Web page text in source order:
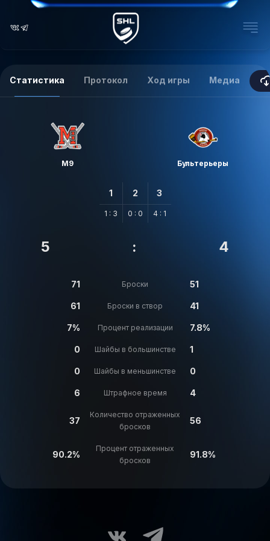
Статистика Протокол Ход игры Медиа
M9 Бультерьеры
1
1 : 3
2
0 : 0
3
4 : 1
5 : 4
71 Броски 51
61 Броски в створ 41
7% Процент реализации 7.8%
0 Шайбы в большинстве 1
0 Шайбы в меньшинстве 0
6 Штрафное время 4
37
Количество отраженных
бросков
56
90.2%
Процент отраженных
бросков
91.8%